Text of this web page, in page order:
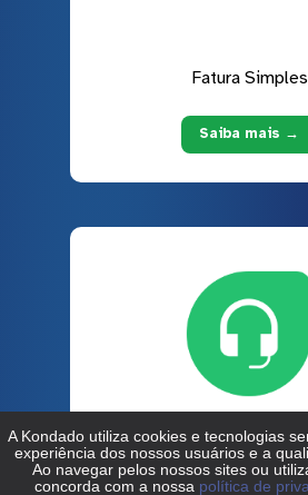
Fatura Simples
Saiba mais →
Freshdesk
Saiba mais →